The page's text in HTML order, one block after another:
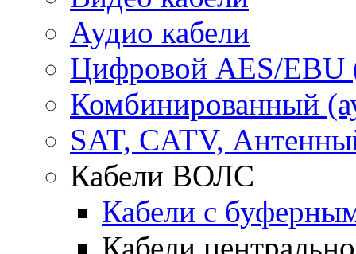
Аудио кабели
Цифровой AES/
Комбинированный
SAT, CATV,
Кабели ВОЛС
Кабели с